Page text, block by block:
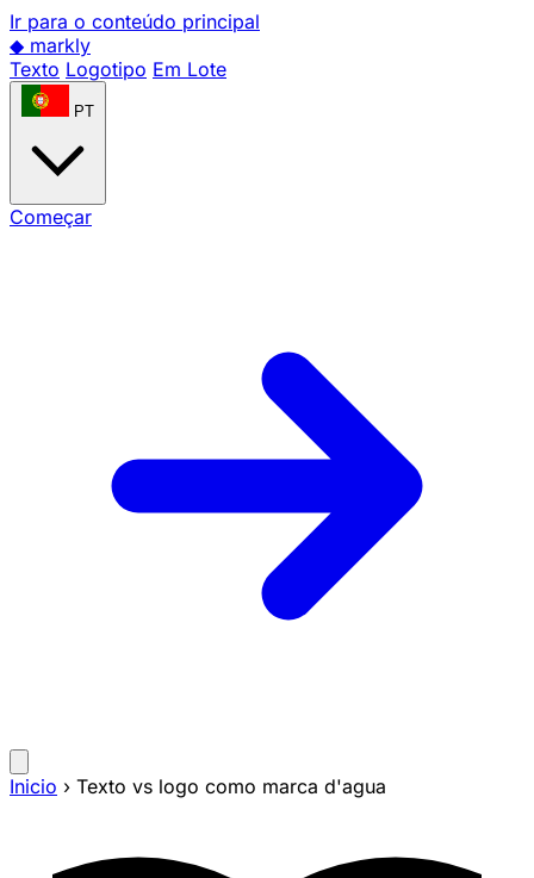
Ir para o conteúdo principal
◆ markly
Texto Logotipo Em Lote
PT
Começar
Inicio › Texto vs logo como marca d'agua